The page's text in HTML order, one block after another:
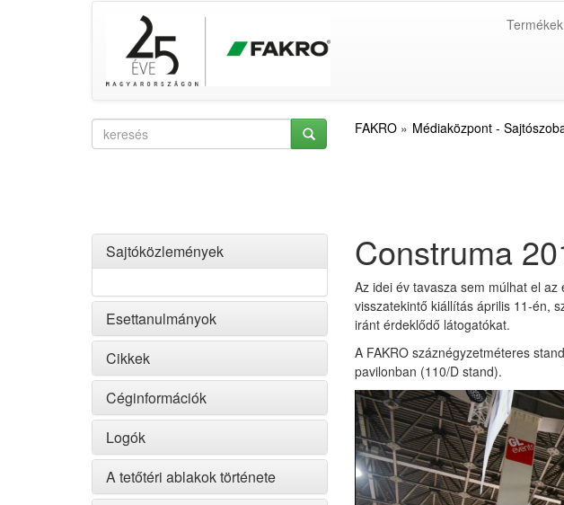
Termékek
FAKRO Médiaközpont -
Sajtóközlemények
Esettanulmányok
Cikkek
Céginformációk
Logók
A tetőtéri ablakok története
Construma
Az idei év tavasza sem múlhat el
visszatekintő kiállítás április 11-én,
iránt érdeklődő látogatókat.
A FAKRO száznégyzetméteres
pavilonban (110/D stand).